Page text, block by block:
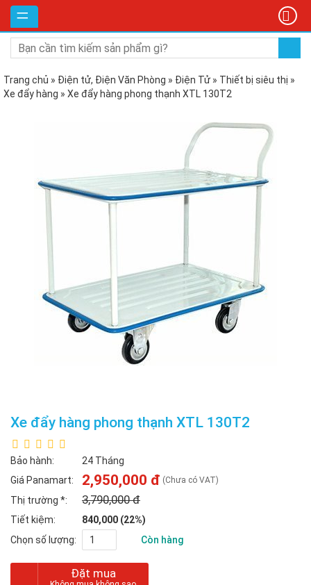
MỤC
SẢN
PHẨM
Trang chủ » Điện tử, Điện Văn Phòng » Điện Tử » Thiết bị siêu thị »
Xe đẩy hàng » Xe đẩy hàng phong thạnh XTL 130T2
Xe đẩy hàng phong thạnh XTL 130T2
Bảo hành:
24 Tháng
Giá Panamart:
2,950,000 đ (Chưa có VAT)
Thị trường *: 3,790,000 đ
Tiết kiệm:
840,000 (22%)
Chọn số lượng:
Còn hàng
Đặt mua